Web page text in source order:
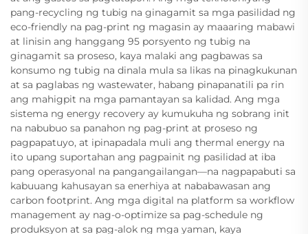
pang-recycling ng tubig na ginagamit sa mga pasilidad ng
eco-friendly na pag-print ng magasin ay maaaring mabawi
at linisin ang hanggang 95 porsyento ng tubig na
ginagamit sa proseso, kaya malaki ang pagbawas sa
konsumo ng tubig na dinala mula sa likas na pinagkukunan
at sa paglabas ng wastewater, habang pinapanatili pa rin
ang mahigpit na mga pamantayan sa kalidad. Ang mga
sistema ng energy recovery ay kumukuha ng sobrang init
na nabubuo sa panahon ng pag-print at proseso ng
pagpapatuyo, at ipinapadala muli ang thermal energy na
ito upang suportahan ang pagpainit ng pasilidad at iba
pang operasyonal na pangangailangan—na nagpapabuti sa
kabuuang kahusayan sa enerhiya at nababawasan ang
carbon footprint. Ang mga digital na platform sa workflow
management ay nag-o-optimize sa pag-schedule ng
produksyon at sa pag-alok ng mga yaman, kaya